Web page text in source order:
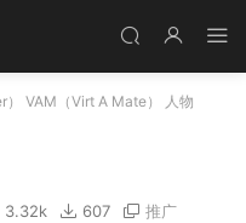
VAM（Virt A Mate）
人物
3.32k 607 推广